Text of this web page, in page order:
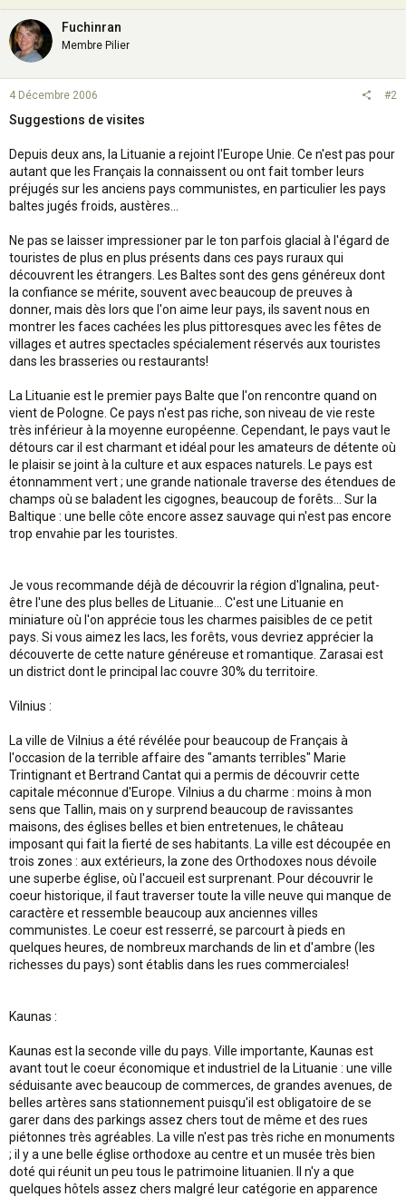
Fuchinran
Membre Pilier
4 Décembre 2006 #2
Suggestions de visites
Depuis deux ans, la Lituanie a rejoint l'Europe Unie. Ce n'est pas pour
autant que les Français la connaissent ou ont fait tomber leurs
préjugés sur les anciens pays communistes, en particulier les pays
baltes jugés froids, austères...
Ne pas se laisser impressioner par le ton parfois glacial à l'égard de
touristes de plus en plus présents dans ces pays ruraux qui
découvrent les étrangers. Les Baltes sont des gens généreux dont
la confiance se mérite, souvent avec beaucoup de preuves à
donner, mais dès lors que l'on aime leur pays, ils savent nous en
montrer les faces cachées les plus pittoresques avec les fêtes de
villages et autres spectacles spécialement réservés aux touristes
dans les brasseries ou restaurants!
La Lituanie est le premier pays Balte que l'on rencontre quand on
vient de Pologne. Ce pays n'est pas riche, son niveau de vie reste
très inférieur à la moyenne européenne. Cependant, le pays vaut le
détours car il est charmant et idéal pour les amateurs de détente où
le plaisir se joint à la culture et aux espaces naturels. Le pays est
étonnamment vert ; une grande nationale traverse des étendues de
champs où se baladent les cigognes, beaucoup de forêts... Sur la
Baltique : une belle côte encore assez sauvage qui n'est pas encore
trop envahie par les touristes.
Je vous recommande déjà de découvrir la région d'Ignalina, peut-
être l'une des plus belles de Lituanie... C'est une Lituanie en
miniature où l'on apprécie tous les charmes paisibles de ce petit
pays. Si vous aimez les lacs, les forêts, vous devriez apprécier la
découverte de cette nature généreuse et romantique. Zarasai est
un district dont le principal lac couvre 30% du territoire.
Vilnius :
La ville de Vilnius a été révélée pour beaucoup de Français à
l'occasion de la terrible affaire des "amants terribles" Marie
Trintignant et Bertrand Cantat qui a permis de découvrir cette
capitale méconnue d'Europe. Vilnius a du charme : moins à mon
sens que Tallin, mais on y surprend beaucoup de ravissantes
maisons, des églises belles et bien entretenues, le château
imposant qui fait la fierté de ses habitants. La ville est découpée en
trois zones : aux extérieurs, la zone des Orthodoxes nous dévoile
une superbe église, où l'accueil est surprenant. Pour découvrir le
coeur historique, il faut traverser toute la ville neuve qui manque de
caractère et ressemble beaucoup aux anciennes villes
communistes. Le coeur est resserré, se parcourt à pieds en
quelques heures, de nombreux marchands de lin et d'ambre (les
richesses du pays) sont établis dans les rues commerciales!
Kaunas :
Kaunas est la seconde ville du pays. Ville importante, Kaunas est
avant tout le coeur économique et industriel de la Lituanie : une ville
séduisante avec beaucoup de commerces, de grandes avenues, de
belles artères sans stationnement puisqu'il est obligatoire de se
garer dans des parkings assez chers tout de même et des rues
piétonnes très agréables. La ville n'est pas très riche en monuments
; il y a une belle église orthodoxe au centre et un musée très bien
doté qui réunit un peu tous le patrimoine lituanien. Il n'y a que
quelques hôtels assez chers malgré leur catégorie en apparence